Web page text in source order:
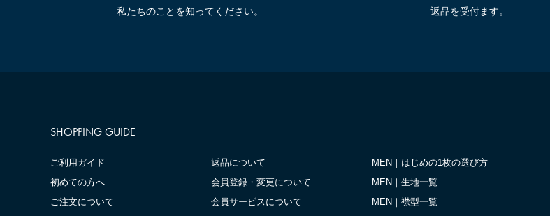
私たちのことを知ってください。
返品を受付ます。
SHOPPING GUIDE
ご利用ガイド
初めての方へ
ご注文について
返品について
会員登録・変更について
会員サービスについて
MEN｜はじめの1枚の選び方
MEN｜生地一覧
MEN｜襟型一覧